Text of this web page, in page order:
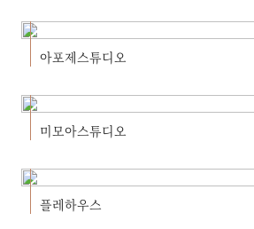
아포제스튜디오
미모아스튜디오
플레하우스